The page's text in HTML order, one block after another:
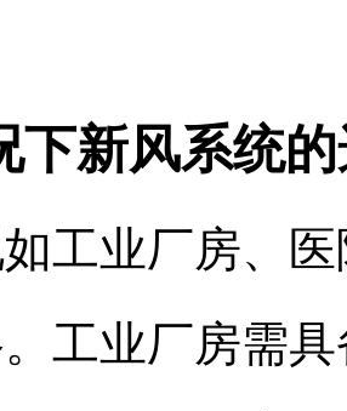
下新风系统
工业厂房、
工业厂房需